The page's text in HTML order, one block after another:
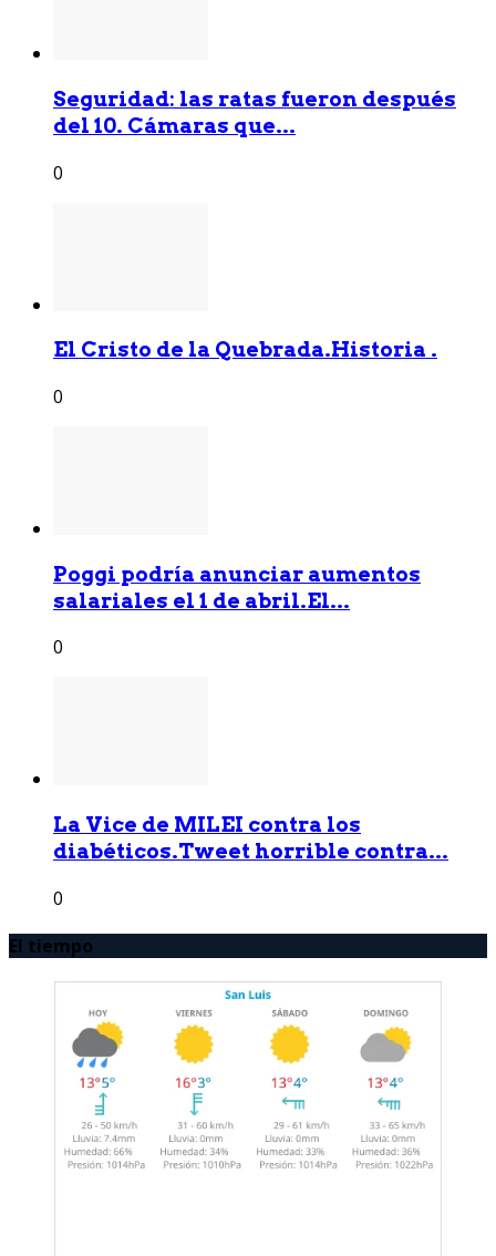
Seguridad: las ratas fueron después
del 10. Cámaras que...
0
El Cristo de la Quebrada.Historia .
0
Poggi podría anunciar aumentos
salariales el 1 de abril.El...
0
La Vice de MILEI contra los
diabéticos.Tweet horrible contra...
0
El tiempo